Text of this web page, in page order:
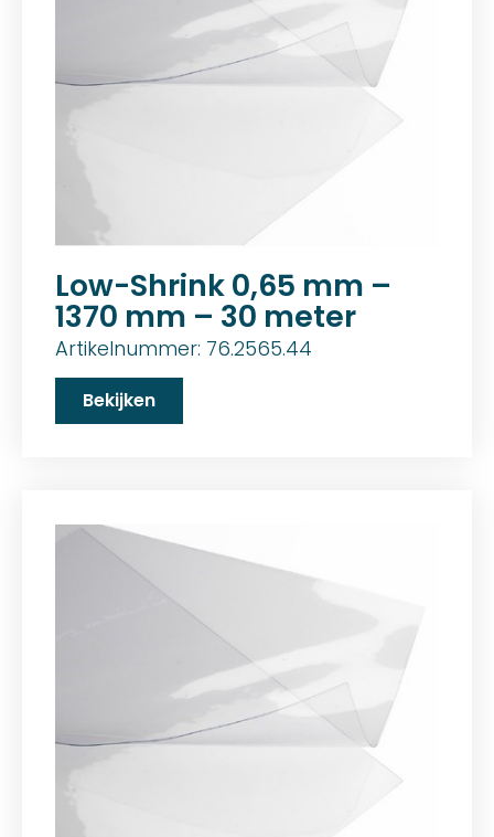
Low-Shrink 0,65 mm –
1370 mm – 30 meter
Artikelnummer: 76.2565.44
Bekijken